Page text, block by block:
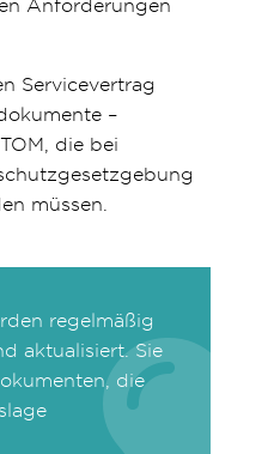
Anforderungen
Servicevertrag
–
die bei
müssen.
regelmäßig
aktualisiert. Sie
die